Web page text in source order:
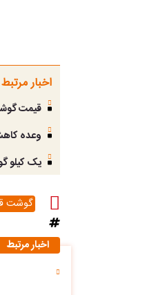
اخبار مرتبط
قیمت گوشت امروز
وعده
یک کیلو
گوشت
اخبار مرتبط